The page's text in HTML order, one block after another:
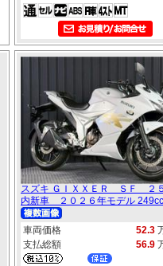
スズキ ＧＩＸＸＥＲ ＳＦ ２
内新車 ２０２６年モデル 249cc
車両価格 52.3
支払総額
56.9